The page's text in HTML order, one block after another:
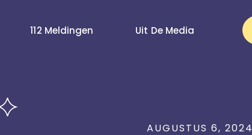
112 Meldingen Uit De Media
AUGUSTUS 6, 2024